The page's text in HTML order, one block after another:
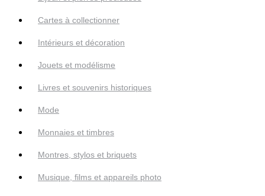
Cartes à collectionner
Intérieurs et décoration
Jouets et modélisme
Livres et souvenirs historiques
Mode
Monnaies et timbres
Montres, stylos et briquets
Musique, films et appareils photo